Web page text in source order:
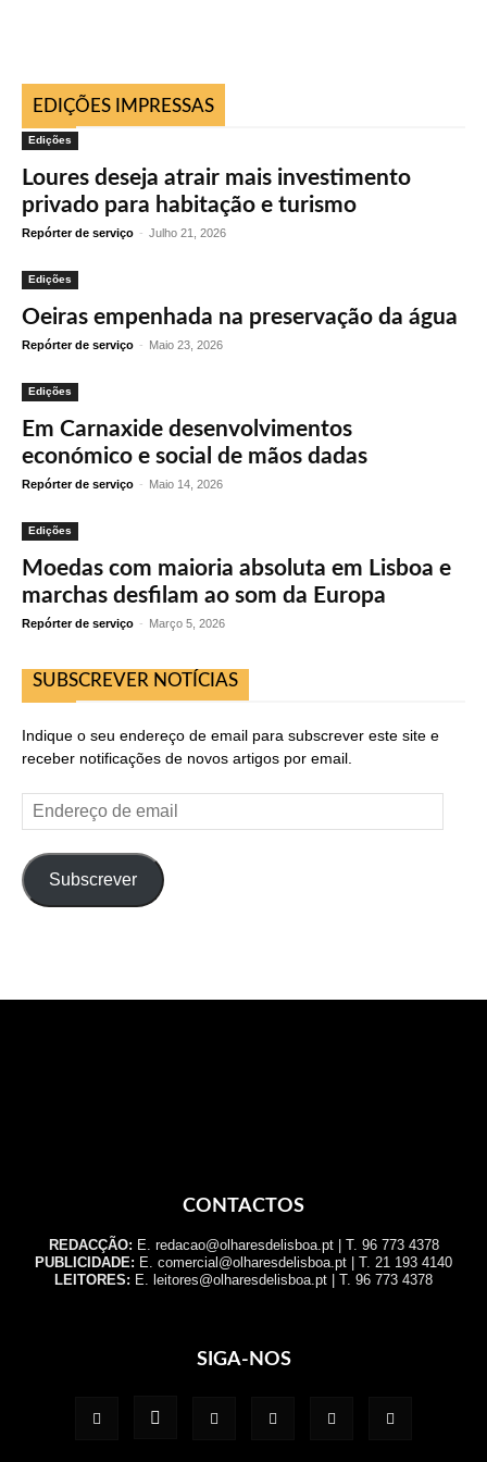
EDIÇÕES IMPRESSAS
Edições
Loures deseja atrair mais investimento
privado para habitação e turismo
Repórter de serviço - Julho 21, 2026
Edições
Oeiras empenhada na preservação da água
Repórter de serviço - Maio 23, 2026
Edições
Em Carnaxide desenvolvimentos
económico e social de mãos dadas
Repórter de serviço - Maio 14, 2026
Edições
Moedas com maioria absoluta em Lisboa e
marchas desfilam ao som da Europa
Repórter de serviço - Março 5, 2026
SUBSCREVER NOTÍCIAS
Indique o seu endereço de email para subscrever este site e
receber notificações de novos artigos por email.
Endereço
de
Subscrever
CONTACTOS
REDACÇÃO: E. redacao@olharesdelisboa.pt | T. 96 773 4378
PUBLICIDADE: E. comercial@olharesdelisboa.pt | T. 21 193 4140
LEITORES: E. leitores@olharesdelisboa.pt | T. 96 773 4378
SIGA-NOS